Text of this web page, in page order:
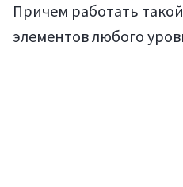
Причем работать
элементов любого